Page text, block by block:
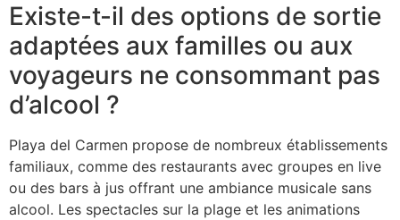
Existe-t-il des options de sortie
adaptées aux familles ou aux
voyageurs ne consommant pas
d’alcool ?
Playa del Carmen propose de nombreux établissements
familiaux, comme des restaurants avec groupes en live
ou des bars à jus offrant une ambiance musicale sans
alcool. Les spectacles sur la plage et les animations